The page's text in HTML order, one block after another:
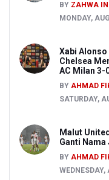
BY ZAHWA
MONDAY,
Xabi
Chelsea
AC Milan 3-
BY AHMAD
SATURDAY,
Malut
Ganti Nama
BY AHMAD